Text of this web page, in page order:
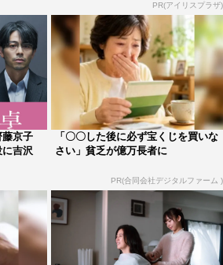
分の好きな人が父親の不倫相手だと
けることは難しいと思うのですが、
い続け、かと思えば他の女の子とも
いう面だけ見ると現実的なキャラク
、心のキャパシティが狭く、すぐに
ったり、悪いほうに思い込んでしま
臭さを感じます。
PR(アイリスプラザ)
藤京子
吉沢
「〇〇した後に必ず宝くじを買いな
さい」貧乏が億万長者に
PR(合同会社デジタルファーム )